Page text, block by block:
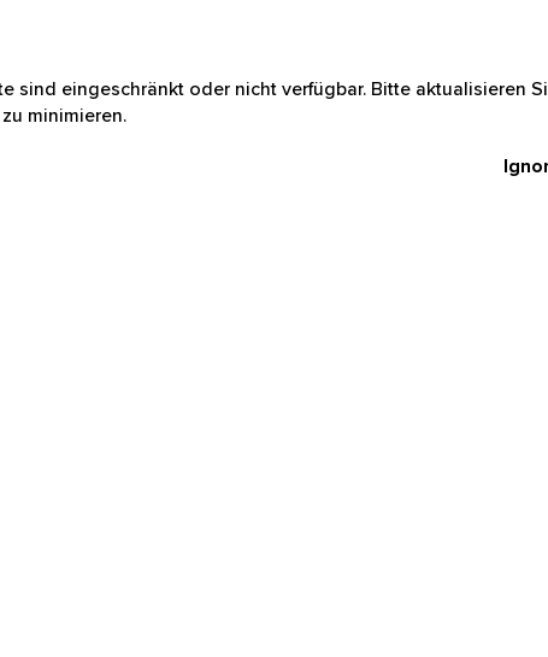
sind eingeschränkt oder nicht verfügbar. Bitte aktualisieren
minimieren.